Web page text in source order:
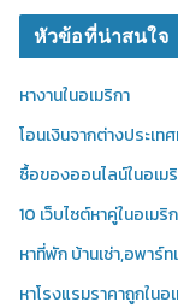
หัวข้อที่น่าสนใจ
หางานในอเมริกา
โอนเงินจากต่างประเ
ซื้อของออนไลน์ในอเม
10 เว็บไซต์หาคู่ในอเม
หาที่พัก บ้านเช่า,อพาร์ท
หาโรงแรมราคาถูกในอ